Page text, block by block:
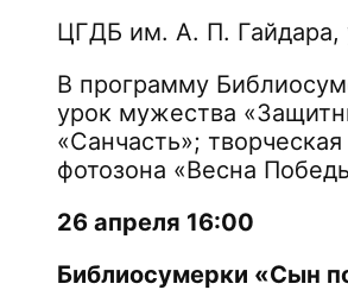
ЦГДБ им. А. П. Гайдара,
В программу
урок мужества
«Санчасть»;
фотозона «Весна
26 апреля 16:00
Библиосумерки «Сын